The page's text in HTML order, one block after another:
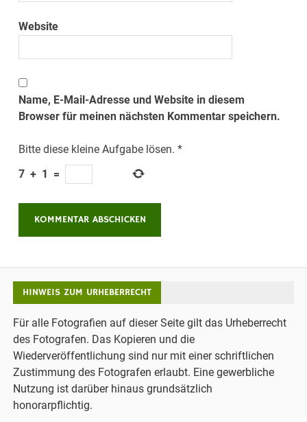
Website
Name, E-Mail-Adresse und Website in diesem
Browser für meinen nächsten Kommentar speichern.
Bitte diese kleine Aufgabe lösen. *
7 + 1 =
HINWEIS ZUM URHEBERRECHT
Für alle Fotografien auf dieser Seite gilt das Urheberrecht
des Fotografen. Das Kopieren und die
Wiederveröffentlichung sind nur mit einer schriftlichen
Zustimmung des Fotografen erlaubt. Eine gewerbliche
Nutzung ist darüber hinaus grundsätzlich
honorarpflichtig.